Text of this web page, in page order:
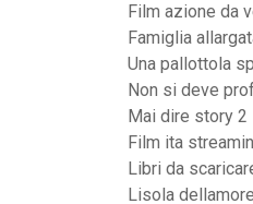
Film azione da
Famiglia
Una pallottola
Non si deve
Mai dire story 2
Film ita
Libri da
Lisola